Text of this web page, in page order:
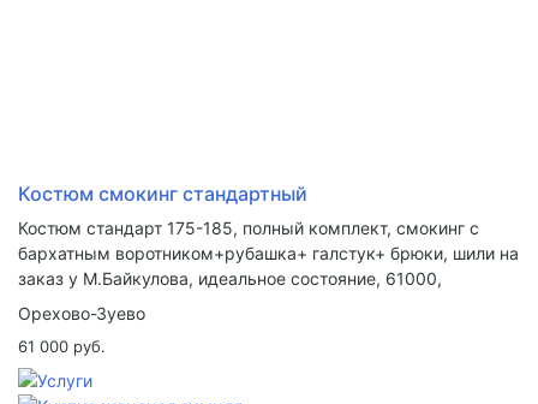
Костюм смокинг стандартный
Костюм стандарт 175-185, полный комплект, смокинг с
бархатным воротником+рубашка+ галстук+ брюки, шили на
заказ у М.Байкулова, идеальное состояние, 61000,
Орехово-Зуево
61 000 руб.